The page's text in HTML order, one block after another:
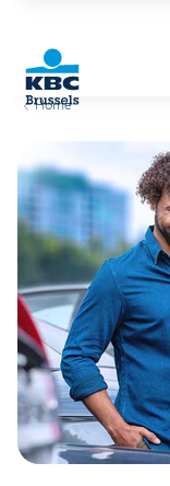
Brussels
Home